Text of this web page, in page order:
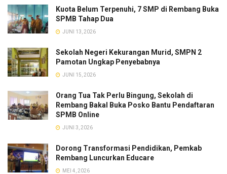
Kuota Belum Terpenuhi, 7 SMP di Rembang Buka
SPMB Tahap Dua
JUNI 13, 2026
Sekolah Negeri Kekurangan Murid, SMPN 2
Pamotan Ungkap Penyebabnya
JUNI 15, 2026
Orang Tua Tak Perlu Bingung, Sekolah di
Rembang Bakal Buka Posko Bantu Pendaftaran
SPMB Online
JUNI 3, 2026
Dorong Transformasi Pendidikan, Pemkab
Rembang Luncurkan Educare
MEI 4, 2026